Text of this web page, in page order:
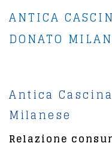
ANTICA
DONATO
Antica
Milanese
Relazione